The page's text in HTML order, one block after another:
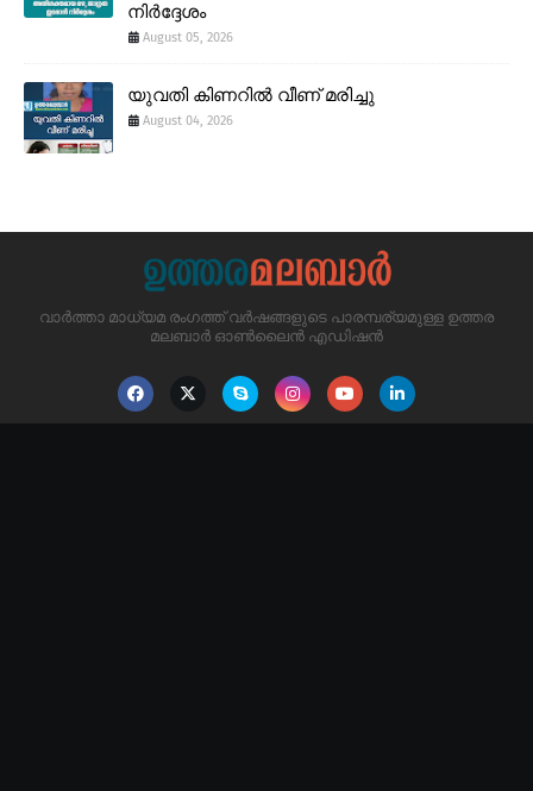
നിർദ്ദേശം
August 05, 2026
യുവതി കിണറിൽ വീണ് മരിച്ചു
August 04, 2026
വാർത്താ മാധ്യമ രംഗത്ത് വർഷങ്ങളുടെ പാരമ്പര്യമുള്ള ഉത്തര
മലബാർ ഓൺലൈൻ എഡിഷൻ